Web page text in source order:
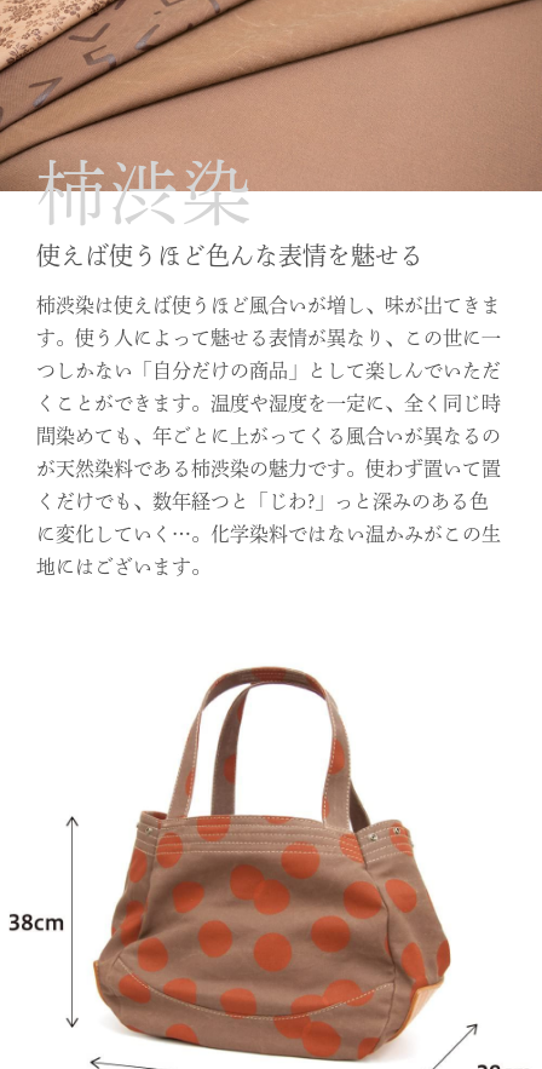
柿渋染
使えば使うほど色んな表情を魅せる
柿渋染は使えば使うほど風合いが増し、味が出てきま
す。使う人によって魅せる表情が異なり、この世に一
つしかない「自分だけの商品」として楽しんでいただ
くことができます。温度や湿度を一定に、全く同じ時
間染めても、年ごとに上がってくる風合いが異なるの
が天然染料である柿渋染の魅力です。使わず置いて置
くだけでも、数年経つと「じわ?」っと深みのある色
に変化していく…。化学染料ではない温かみがこの生
地にはございます。